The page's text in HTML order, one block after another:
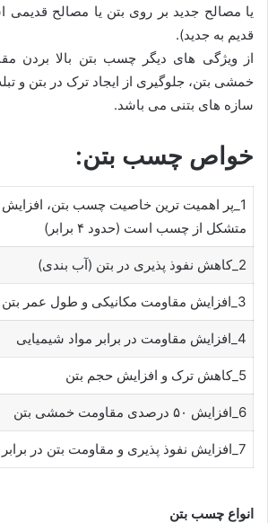
یا مصالح جدید بر روی بتن یا مصالح قدیمی
قدیم به جدید).
از ویژگی های دیگر چسب بتن بالا بردن
خمشی بتن، جلوگیری از ایجاد ترک در بتن و
سازه های بتنی می باشد.
خواص چسب بتن:
1_پر اهمیت ترین خاصیت چسب بتن،
متشکل از چسب است (حدود ۴ برابر)
2_کاهش نفوذ پذیری در بتن (آب بندی)
3_افزایش مقاومت مکانیکی و طول عمر بتن
4_افزایش مقاومت در برابر مواد شیمیایی
5_کاهش ترک و افزایش حجم بتن
6_افزایش ۵۰ درصدی مقاومت خمشی بتن
7_افزایش نفوذ پذیری و مقاومت بتن در برابر یخ زدگی
انواع چسب بتن